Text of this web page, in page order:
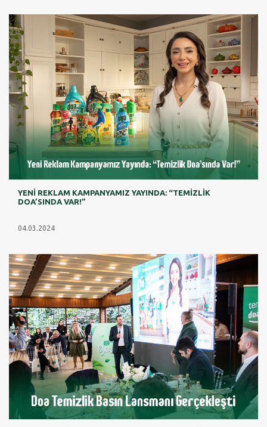
YENİ REKLAM KAMPANYAMIZ YAYINDA: “TEMİZLİK
DOA’SINDA VAR!”
04.03.2024